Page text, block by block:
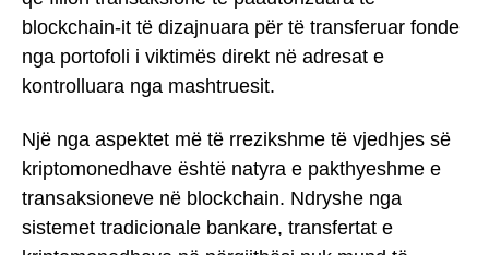
blockchain-it të dizajnuara për të transferuar fonde
nga portofoli i viktimës direkt në adresat e
kontrolluara nga mashtruesit.
Një nga aspektet më të rrezikshme të vjedhjes së
kriptomonedhave është natyra e pakthyeshme e
transaksioneve në blockchain. Ndryshe nga
sistemet tradicionale bankare, transfertat e